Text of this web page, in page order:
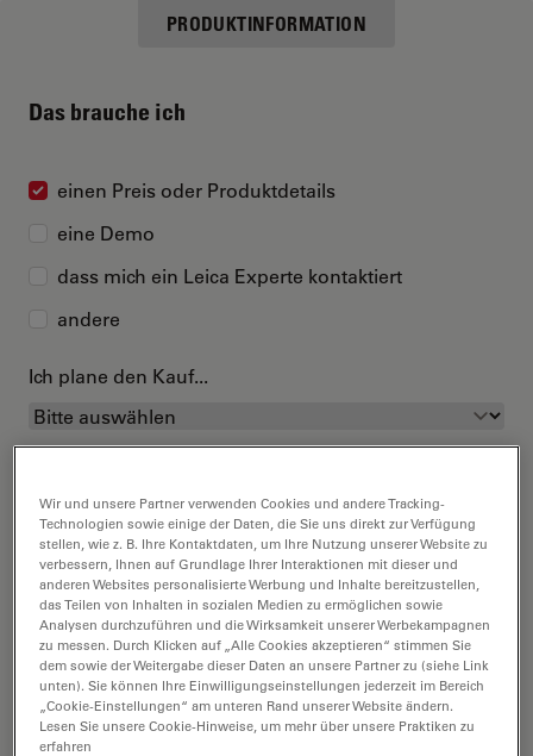
PRODUKTINFORMATION
Das brauche ich
einen Preis oder Produktdetails
eine Demo
dass mich ein Leica Experte kontaktiert
andere
Ich plane den Kauf...
Das bin ich
Akademischer Grad
Vorname
Wir und unsere Partner verwenden Cookies und andere Tracking-
Technologien sowie einige der Daten, die Sie uns direkt zur Verfügung
stellen, wie z. B. Ihre Kontaktdaten, um Ihre Nutzung unserer Website zu
verbessern, Ihnen auf Grundlage Ihrer Interaktionen mit dieser und
anderen Websites personalisierte Werbung und Inhalte bereitzustellen,
das Teilen von Inhalten in sozialen Medien zu ermöglichen sowie
Analysen durchzuführen und die Wirksamkeit unserer Werbekampagnen
zu messen. Durch Klicken auf „Alle Cookies akzeptieren“ stimmen Sie
dem sowie der Weitergabe dieser Daten an unsere Partner zu (siehe Link
unten). Sie können Ihre Einwilligungseinstellungen jederzeit im Bereich
„Cookie-Einstellungen“ am unteren Rand unserer Website ändern.
Lesen Sie unsere Cookie-Hinweise, um mehr über unsere Praktiken zu
erfahren